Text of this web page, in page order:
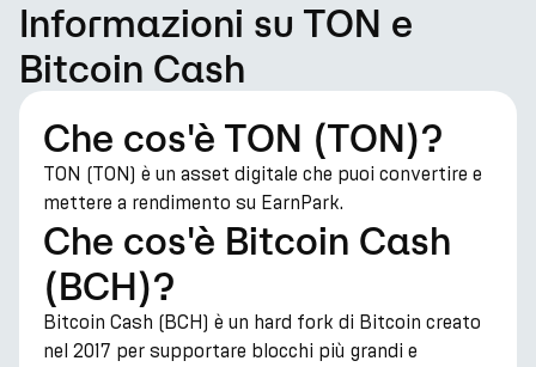
Informazioni su TON e
Bitcoin Cash
Che cos'è TON (TON)?
TON (TON) è un asset digitale che puoi convertire e
mettere a rendimento su EarnPark.
Che cos'è Bitcoin Cash
(BCH)?
Bitcoin Cash (BCH) è un hard fork di Bitcoin creato
nel 2017 per supportare blocchi più grandi e